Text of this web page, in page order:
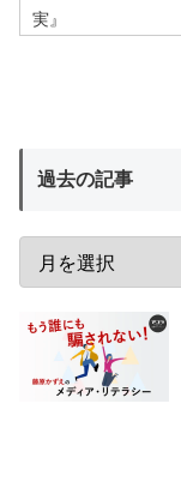
実』
過去の記事